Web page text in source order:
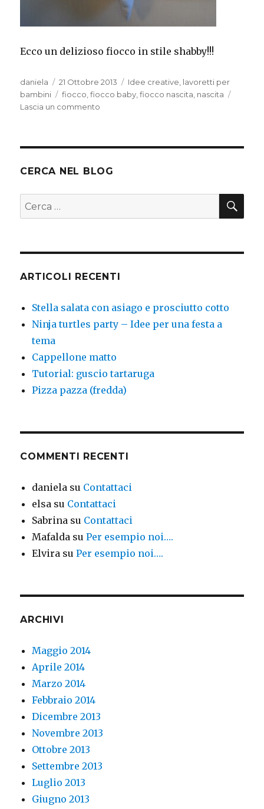
Ecco un delizioso fiocco in stile shabby!!!
Autore
daniela
Pubblicato
il
21 Ottobre 2013 Categorie
Idee creative lavoretti per
bambini
Tag
fiocco ,fiocco baby ,fiocco nascita nascita
Lascia un commento
CERCA NEL BLOG
Cerca:
ARTICOLI RECENTI
Stella salata con asiago e prosciutto cotto
Ninja turtles party – Idee per una festa a
tema
Cappellone matto
Tutorial: guscio tartaruga
Pizza pazza (fredda)
COMMENTI RECENTI
daniela su Contattaci
elsa su Contattaci
Sabrina su Contattaci
Mafalda suPer esempio noi….
Elvira suPer esempio noi….
ARCHIVI
Maggio 2014
Aprile 2014
Marzo 2014
Febbraio 2014
Dicembre 2013
Novembre 2013
Ottobre 2013
Settembre 2013
Luglio 2013
Giugno 2013